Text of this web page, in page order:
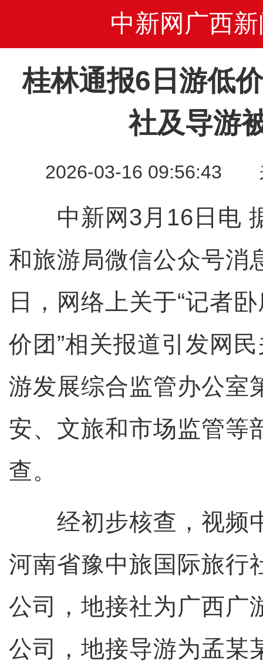
中新网广西新
桂林通报6日游低
社及导游
2026-03-16 09:56:43
中新网3月16日电
和旅游局微信公众号消
日，网络上关于“记者
价团”相关报道引发网
游发展综合监管办公室
安、文旅和市场监管等
查。
经初步核查，视频
河南省豫中旅国际旅行
公司，地接社为广西广
公司，地接导游为孟某